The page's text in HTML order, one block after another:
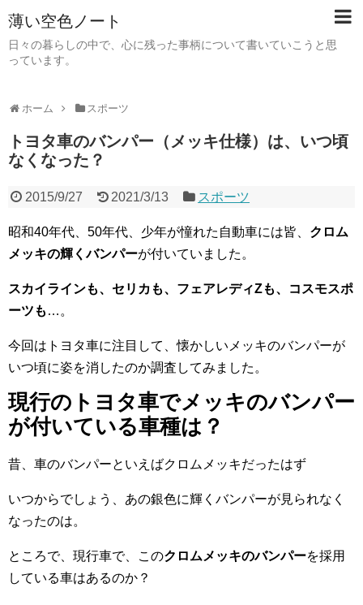
薄い空色ノート
日々の暮らしの中で、心に残った事柄について書いていこうと思
っています。
ホーム スポーツ
トヨタ車のバンパー（メッキ仕様）は、いつ頃
なくなった？
2015/9/27 2021/3/13 スポーツ
昭和40年代、50年代、少年が憧れた自動車には皆、 クロム
メッキの輝くバンパーが付いていました。
スカイラインも、セリカも、フェアレディZも、コスモスポ
ーツも …。
今回はトヨタ車に注目して、懐かしいメッキのバンパーが
いつ頃に姿を消したのか調査してみました。
現行のトヨタ車でメッキのバンパー
が付いている車種は？
昔、車のバンパーといえばクロムメッキだったはず
いつからでしょう、あの銀色に輝くバンパーが見られなく
なったのは。
ところで、現行車で、このクロムメッキのバンパーを採用
している車はあるのか？